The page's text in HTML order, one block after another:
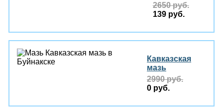
2650 руб.
139 руб.
Кавказская
мазь
2990 руб.
0 руб.